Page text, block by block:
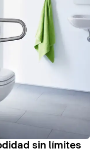
sin límites